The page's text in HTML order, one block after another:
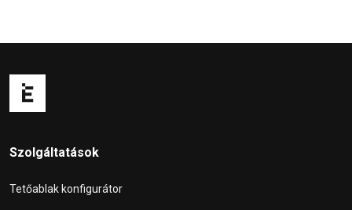
Szolgáltatások
Tetőablak konfigurátor